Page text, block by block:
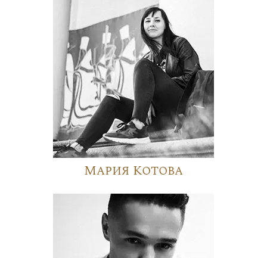
Мария Котова